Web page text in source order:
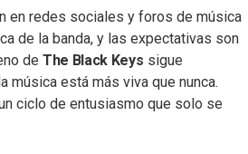
en redes sociales y foros de música
de la banda, y las expectativas son
de The Black Keys sigue
música está más viva que nunca.
ciclo de entusiasmo que solo se